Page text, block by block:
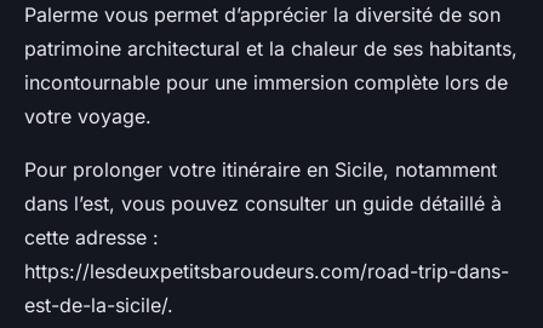
Palerme vous permet d’apprécier la diversité de son
patrimoine architectural et la chaleur de ses habitants,
incontournable pour une immersion complète lors de
votre voyage.
Pour prolonger votre itinéraire en Sicile, notamment
dans l’est, vous pouvez consulter un guide détaillé à
cette adresse :
https://lesdeuxpetitsbaroudeurs.com/road-trip-dans-
est-de-la-sicile/.